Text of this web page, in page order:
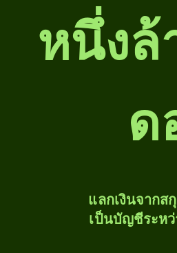
หนึ่ง​ล้
ด
แลกเงินจากส
เป็นบัญชีระหว่